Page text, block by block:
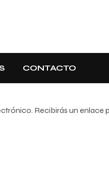
CONTACTO
Recibirás un enlace